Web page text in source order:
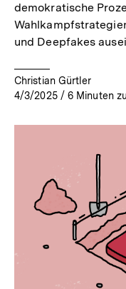
demokratische
und Deepfakes
Christian Gürtler
4/3/2025 / 6 Minuten